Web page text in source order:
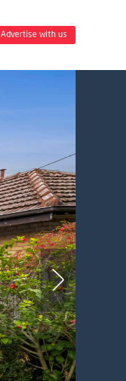
Advertise with us